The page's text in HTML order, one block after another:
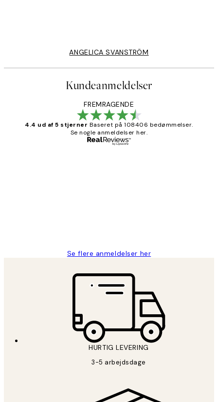
ANGELICA SVANSTRÖM
Kundeanmeldelser
FREMRAGENDE
4.4 ud af 5 stjerner Baseret på 108406 bedømmelser.
Se nogle anmeldelser her.
Se flere anmeldelser her
HURTIG LEVERING
3-5 arbejdsdage